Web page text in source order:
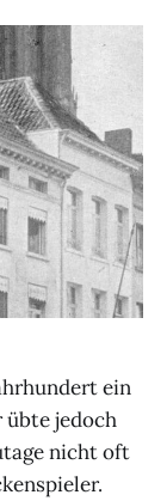
ein
übte jedoch
nicht oft